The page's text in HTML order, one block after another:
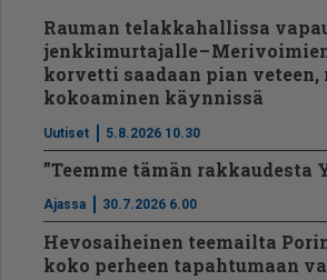
Rauman telakkahallissa
jenkkimurtajalle –
korvetti saadaan pian veteen,
kokoaminen käynnissä
Uutiset 5.8.2026 10.30
”Teemme tämän rakkaudesta
Ajassa 30.7.2026 6.00
Hevosaiheinen teemailta
koko perheen tapahtumaan